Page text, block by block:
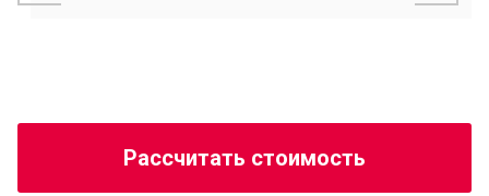
Спецтехника для погрузо-разгрузочных работ;
Рассчитать стоимость